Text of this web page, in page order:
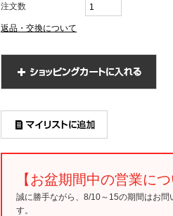
注文数
返品・交換について
【お盆期間中の営業につ
誠に勝手ながら、8/10～15の期間はお問
す。